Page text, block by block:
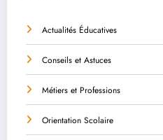
Actualités Éducatives
Conseils et Astuces
Métiers et Professions
Orientation Scolaire